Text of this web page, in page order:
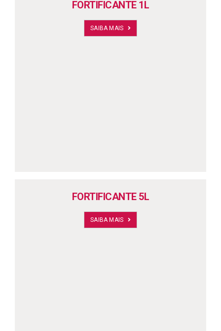
FORTIFICANTE 1L
SAIBA MAIS
FORTIFICANTE 5L
SAIBA MAIS